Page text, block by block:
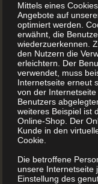
Mittels eines
Angebote auf
optimiert werden.
erwähnt, die
wiederzuerkennen.
den Nutzern die
erleichtern. Der
verwendet, muss
Internetseite erneut
von der
Benutzers
weiteres Beispiel ist
Online-Shop. Der
Kunde in den
Cookie.
Die betroffene
unsere Internetseite
Einstellung des